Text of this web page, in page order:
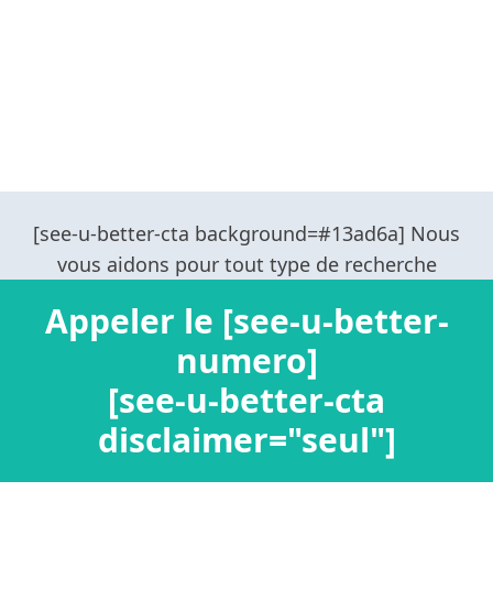
Appeler le [see-u-better-
numero]
[see-u-better-cta
disclaimer="seul"]